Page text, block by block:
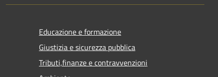
Educazione e formazione
Giustizia e sicurezza pubblica
Tributi,finanze e contravvenzioni